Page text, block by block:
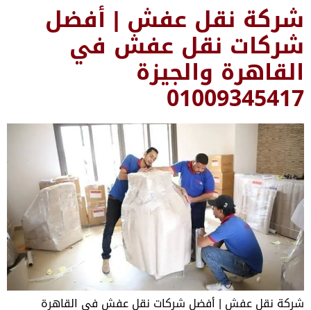
عفش | أفضل
نقل عفش في
والجيزة
| أفضل شركات نقل عفش في القاهرة